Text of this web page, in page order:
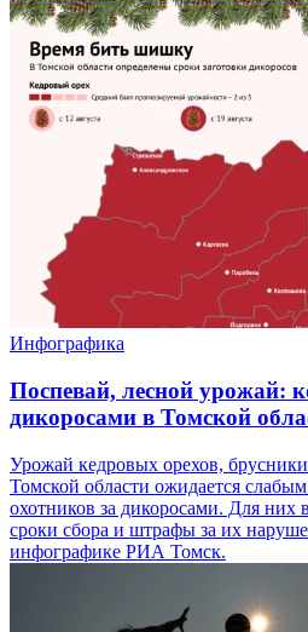
Инфографика
Поспевай, лесной урожай:
дикоросами в Томской
Урожай кедровых орехов,
Томской области ожидается
охотников за дикоросами. Для них
сроки сбора и штрафы за их
инфографике РИА Томск.